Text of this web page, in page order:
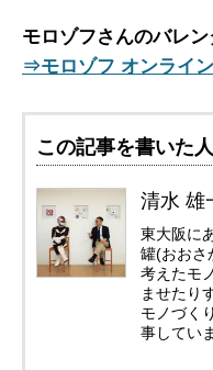
モロゾフさんのバレ
⇒モロゾフ オンライ
この記事を書いた人
清水 雄
東大阪に
罐(おおさ
考えたモ
ませたり
モノづく
事してい